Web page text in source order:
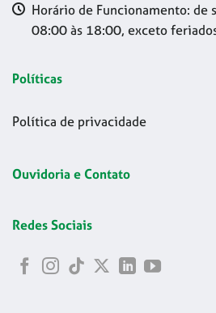
Horário de Funcionamento: de
08:00 às 18:00, exceto
Políticas
Política de privacidade
Ouvidoria e Contato
Redes Sociais